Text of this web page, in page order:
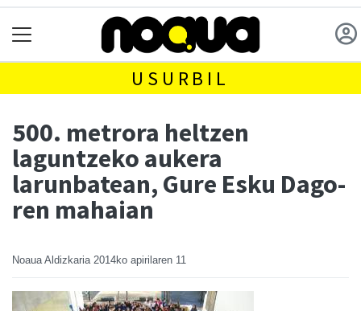
USURBIL
500. metrora heltzen
laguntzeko aukera
larunbatean, Gure Esku Dago-
ren mahaian
Noaua Aldizkaria 2014ko apirilaren 11